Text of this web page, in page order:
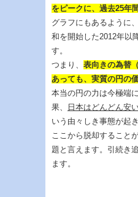
をピークに、過去25年
グラフにもあるように
和を開始した2012年以
す。
つまり、 表向きの為替
あっても、実質の円の
本当の円の力は今極端
果、
日本はどんどん安
いう由々しき事態が起
ここから脱却すること
題と言えます。引続き
ます。